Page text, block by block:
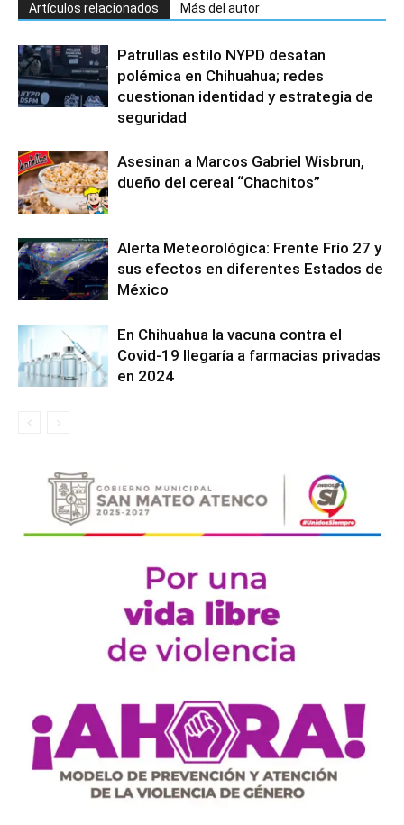
Artículos relacionados Más del autor
Patrullas estilo NYPD desatan
polémica en Chihuahua; redes
cuestionan identidad y estrategia de
seguridad
Asesinan a Marcos Gabriel Wisbrun,
dueño del cereal “Chachitos”
Alerta Meteorológica: Frente Frío 27 y
sus efectos en diferentes Estados de
México
En Chihuahua la vacuna contra el
Covid-19 llegaría a farmacias privadas
en 2024